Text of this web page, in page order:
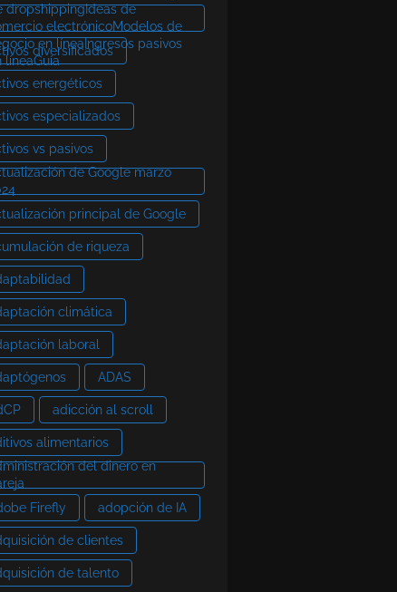
dropshippingIdeas de
electrónicoModelos de
en líneaIngresos pasivos
líneaGuía
diversificados
energéticos
especializados
vs pasivos
de Google marzo
principal de Google
de riqueza
climática
laboral
ADAS
adicción al scroll
alimentarios
del dinero en
Firefly
adopción de IA
de clientes
de talento